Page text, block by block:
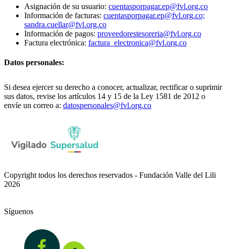
Asignación de su usuario: cuentasporpagar.ep@fvl.org.co
Información de facturas: cuentasporpagar.ep@fvl.org.co;
sandra.cuellar@fvl.org.co
Información de pagos: proveedorestesoreria@fvl.org.co
Factura electrónica: factura_electronica@fvl.org.co
Datos personales:
Si desea ejercer su derecho a conocer, actualizar, rectificar o suprimir
sus datos, revise los artículos 14 y 15 de la Ley 1581 de 2012 o
envíe un correo a: datospersonales@fvl.org.co
Copyright todos los derechos reservados - Fundación Valle del Lili
2026
Síguenos